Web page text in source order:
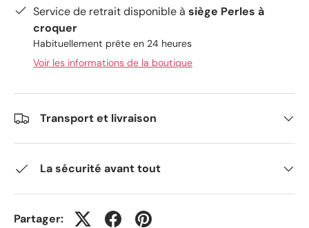
Service de retrait disponible à siège Perles à
croquer
Habituellement prête en 24 heures
Voir les informations de la boutique
Transport et livraison
La sécurité avant tout
Partager: